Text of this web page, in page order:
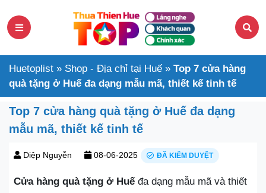
Huetoplist » Shop - Địa chỉ tại Huế » Top 7 cửa hàng
quà tặng ở Huế đa dạng mẫu mã, thiết kế tinh tế
Top 7 cửa hàng quà tặng ở Huế đa dạng
mẫu mã, thiết kế tinh tế
Diệp Nguyễn 08-06-2025 ĐÃ KIỂM DUYỆT
Cửa hàng quà tặng ở Huếđa dạng mẫu mã và thiết